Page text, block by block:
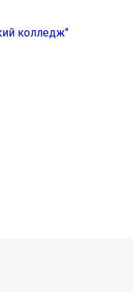
колледж"